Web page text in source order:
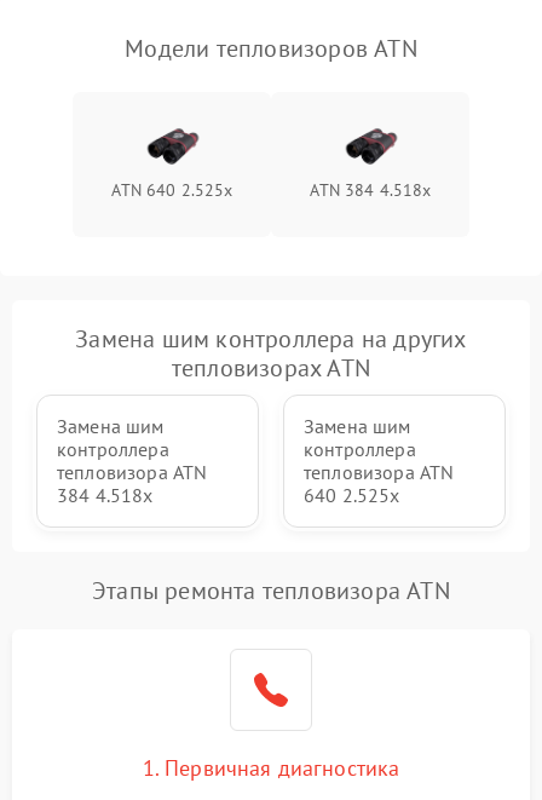
Модели тепловизоров ATN
ATN 640 2.525x ATN 384 4.518x
Замена шим контроллера на других
тепловизорах ATN
Замена шим
контроллера
тепловизора ATN
384 4.518x
Замена шим
контроллера
тепловизора ATN
640 2.525x
Этапы ремонта тепловизора ATN
1. Первичная диагностика